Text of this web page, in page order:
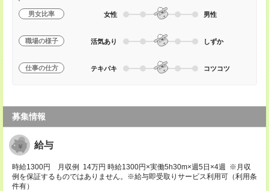
男女比率 女性 男性
職場の様子 活気あり しずか
仕事の仕方 テキパキ コツコツ
募集情報
給与
時給1300円 月収例 14万円 時給1300円×実働5h30m×週5日×4週 ※月収
例を保証するものではありません。※給与即受取りサービス利用可（利用条
件有）